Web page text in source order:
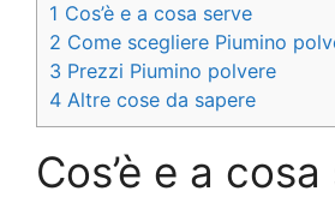
1 Cos’è e a cosa serve
2 Come scegliere Piumino
3 Prezzi Piumino polvere
4 Altre cose da sapere
Cos’è e a